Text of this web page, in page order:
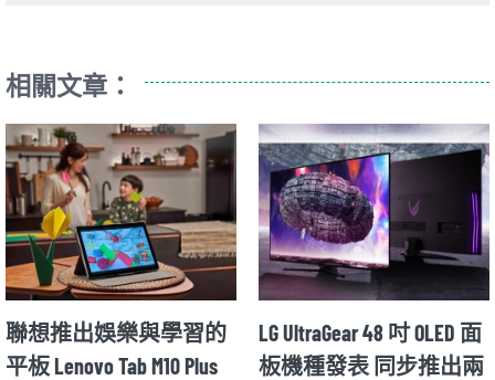
相關文章：
聯想推出娛樂與學習的
平板 Lenovo Tab M10 Plus
LG UltraGear 48 吋 OLED 面
板機種發表 同步推出兩